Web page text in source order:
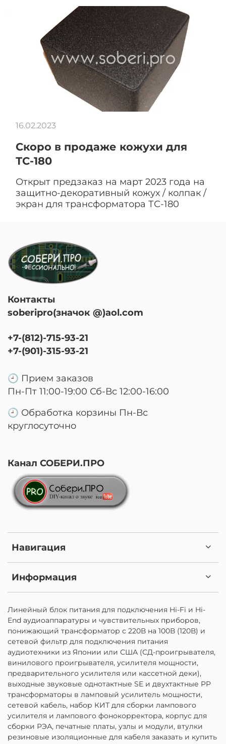
Скоро в продаже кожухи для
ТС-180
Открыт предзаказ на март 2023 года на
защитно-декоративный кожух / колпак /
экран для трансформатора ТС-180
16.02.2023
Навигация
Информация
Контакты
soberipro(значок @)aol.com
+7-(812)-715-93-21
+7-(901)-315-93-21
🕘 Прием заказов
Пн-Пт 11:00-19:00 Сб-Вс 12:00-16:00
🕘 Обработка корзины Пн-Вс
круглосуточно
Канал СОБЕРИ.ПРО
Линейный блок питания для подключения Hi-Fi и Hi-
End аудиоаппаратуры и чувствительных приборов,
понижающий трансформатор с 220В на 100В (120В) и
сетевой фильтр для подключения питания
аудиотехники из Японии или США (СД-проигрывателя,
винилового проигрывателя, усилителя мощности,
предварительного усилителя или кассетной деки),
выходные звуковые однотактные SE и двухтактные PP
трансформаторы в ламповый усилитель мощности,
сетевой кабель, набор КИТ для сборки лампового
усилителя и лампового фонокорректора, корпус для
сборки РЭА, печатные платы, узлы и модули, втулки
резиновые изоляционные для кабеля заказать и купить